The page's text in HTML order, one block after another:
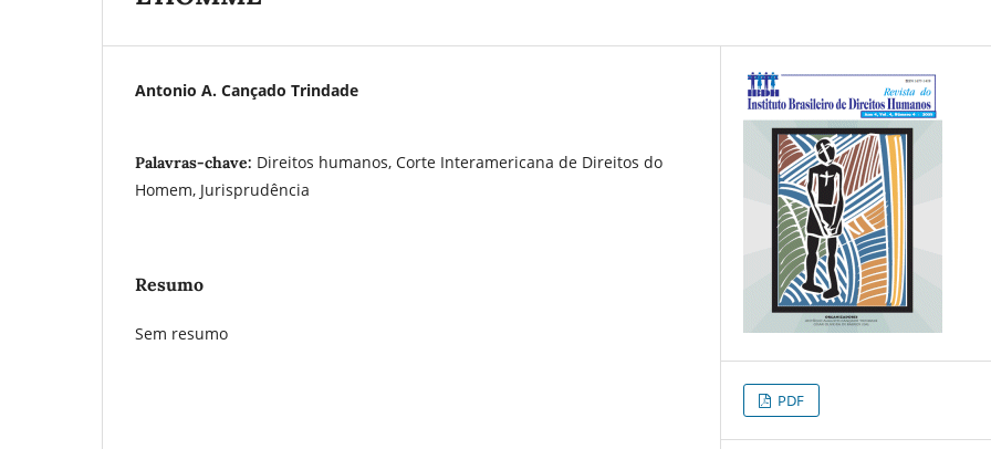
Antonio A. Cançado Trindade
Palavras-chave: Direitos humanos, Corte Interamericana de Direitos do
Homem, Jurisprudência
Resumo
Sem resumo
PDF